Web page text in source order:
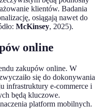
klientów. Badania
osiągają nawet do
McKinsey, 2025).
online
zakupów online. W
się do dokonywania
infrastruktury e-commerce i
będą kluczowe.
platform mobilnych.